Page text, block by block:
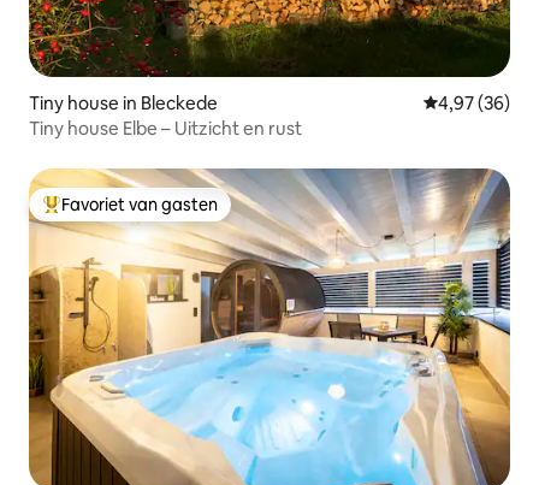
Tiny house in Bleckede Gemiddelde
4,97 (36)
Tiny house Elbe – Uitzicht en rust
Topfavoriet van gasten
Favoriet van gasten